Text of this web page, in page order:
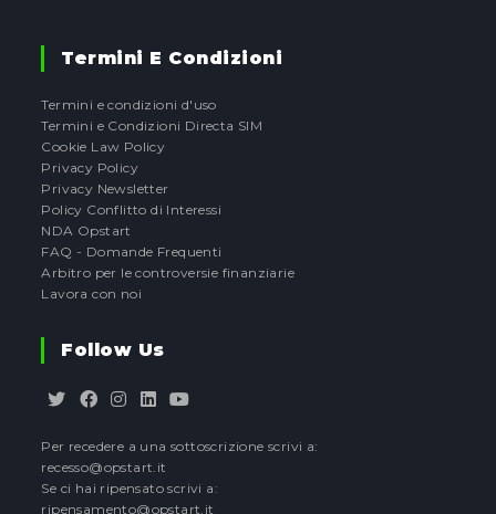
Termini E Condizioni
Termini e condizioni d'uso
Termini e Condizioni Directa SIM
Cookie Law Policy
Privacy Policy
Privacy Newsletter
Policy Conflitto di Interessi
NDA Opstart
FAQ - Domande Frequenti
Arbitro per le controversie finanziarie
Lavora con noi
Follow Us
in
a
new
in
a
new
in
a
new
in
a
new
in
new
Per recedere a una sottoscrizione scrivi a:
recesso@opstart.it
Se ci hai ripensato scrivi a:
ripensamento@opstart.it